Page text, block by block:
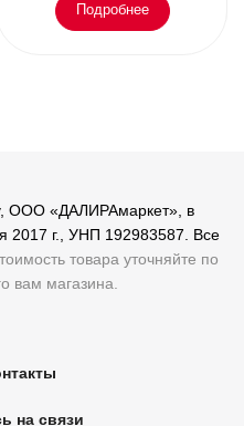
Подробнее
ООО «ДАЛИРАмаркет», в
2017 г., УНП 192983587. Все
товара уточняйте по
вам магазина.
на связи